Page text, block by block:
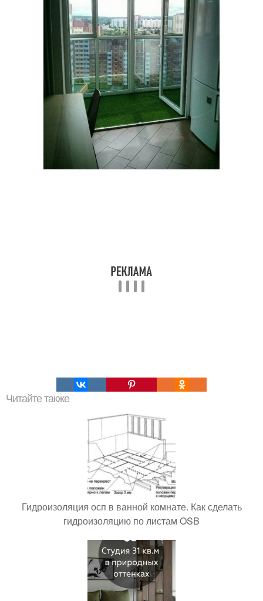
Читайте также
Гидроизоляция осп в ванной комнате. Как сделать
гидроизоляцию по листам OSB